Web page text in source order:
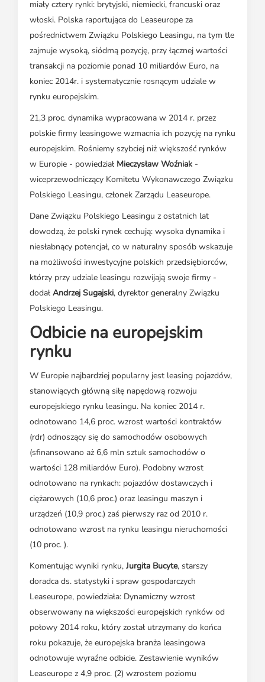
miały cztery rynki: brytyjski, niemiecki, francuski oraz
włoski. Polska raportująca do Leaseurope za
pośrednictwem Związku Polskiego Leasingu, na tym tle
zajmuje wysoką, siódmą pozycję, przy łącznej wartości
transakcji na poziomie ponad 10 miliardów Euro, na
koniec 2014r. i systematycznie rosnącym udziale w
rynku europejskim.
21,3 proc. dynamika wypracowana w 2014 r. przez
polskie firmy leasingowe wzmacnia ich pozycję na rynku
europejskim. Rośniemy szybciej niż większość rynków
w Europie - powiedział Mieczysław Woźniak -
wiceprzewodniczący Komitetu Wykonawczego Związku
Polskiego Leasingu, członek Zarządu Leaseurope.
Dane Związku Polskiego Leasingu z ostatnich lat
dowodzą, że polski rynek cechują: wysoka dynamika i
niesłabnący potencjał, co w naturalny sposób wskazuje
na możliwości inwestycyjne polskich przedsiębiorców,
którzy przy udziale leasingu rozwijają swoje firmy -
dodał Andrzej Sugajski, dyrektor generalny Związku
Polskiego Leasingu.
Odbicie na europejskim
rynku
W Europie najbardziej popularny jest leasing pojazdów,
stanowiących główną siłę napędową rozwoju
europejskiego rynku leasingu. Na koniec 2014 r.
odnotowano 14,6 proc. wzrost wartości kontraktów
(rdr) odnoszący się do samochodów osobowych
(sfinansowano aż 6,6 mln sztuk samochodów o
wartości 128 miliardów Euro). Podobny wzrost
odnotowano na rynkach: pojazdów dostawczych i
ciężarowych (10,6 proc.) oraz leasingu maszyn i
urządzeń (10,9 proc.) zaś pierwszy raz od 2010 r.
odnotowano wzrost na rynku leasingu nieruchomości
(10 proc. ).
Komentując wyniki rynku, Jurgita Bucyte, starszy
doradca ds. statystyki i spraw gospodarczych
Leaseurope, powiedziała: Dynamiczny wzrost
obserwowany na większości europejskich rynków od
połowy 2014 roku, który został utrzymany do końca
roku pokazuje, że europejska branża leasingowa
odnotowuje wyraźne odbicie. Zestawienie wyników
Leaseurope z 4,9 proc. (2) wzrostem poziomu